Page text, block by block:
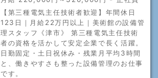
【第三種電気主任技術者歓迎】年間休日
123日｜月給22万円以上｜美術館の設備管
理スタッフ《津市》 第三種電気主任技術
者の資格を活かして安定企業で長く活躍。
日勤固定・土日祝休み・残業月平均3時間
と、働きやすさも整った設備管理のお仕事
です。